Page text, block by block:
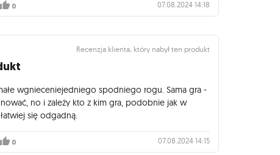
0 07.08.2024 14:18
Recenzja klienta, który nabył ten produkt
wgnieceniejedniego spodniego rogu. Sama gra -
no i zależy kto z kim gra, podobnie jak w
się odgadną.
0 07.08.2024 14:15